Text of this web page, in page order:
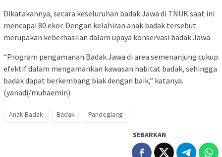
Dikatakannya, secara keseluruhan badak Jawa di TNUK saat ini
mencapai 80 ekor. Dengan kelahiran anak badak tersebut
merupakan keberhasilan dalam upaya konservasi badak Jawa.
“Program pengamanan Badak Jawa di area semenanjung cukup
efektif dalam mengamankan kawasan habitat badak, sehingga
badak dapat berkembang biak dengan baik,” katanya.
(yanadi/muhaemin)
Anak Badak Badak Pandeglang
SEBARKAN